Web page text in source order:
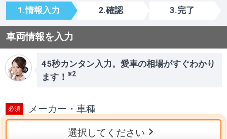
1.情報入力 2.確認 3.完了
車両情報を入力
45秒カンタン入力。愛車の相場がすぐわかり
ます！ ※2
メーカー・車種
選択してください